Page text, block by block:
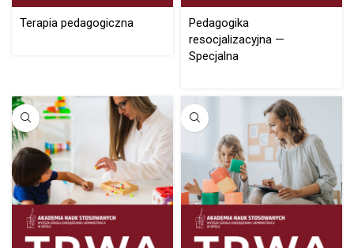
Terapia pedagogiczna
Pedagogika
resocjalizacyjna —
Specjalna